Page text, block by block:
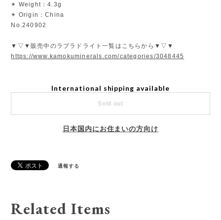
✴︎ Weight：4.3g
✴︎ Origin：China
No.240902
▼▽▼販売中のラブラドライト一覧はこちらから▼▽▼
https://www.kamokuminerals.com/categories/3048445
International shipping available
Sold out
日本国内にお住まいの方向け
通報する
Related Items